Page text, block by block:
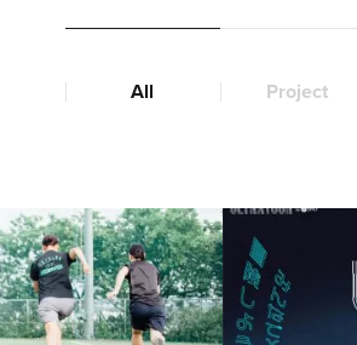
All Project